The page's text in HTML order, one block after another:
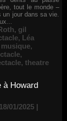
tout le monde –
un jour dans sa vie.
, gil
, Léa
musique,
,
, theatre
à Howard
01/2025 |